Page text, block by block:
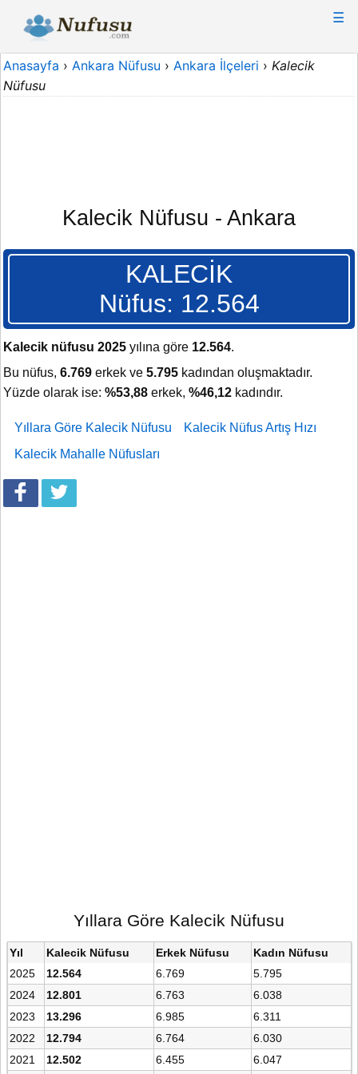
☰
Anasayfa › Ankara Nüfusu › Ankara İlçeleri › Kalecik
Nüfusu
Kalecik Nüfusu - Ankara
KALECİK
Nüfus: 12.564
Kalecik nüfusu 2025 yılına göre 12.564.
Bu nüfus, 6.769 erkek ve 5.795 kadından oluşmaktadır.
Yüzde olarak ise: %53,88 erkek, %46,12 kadındır.
Yıllara Göre Kalecik Nüfusu
Kalecik Nüfus Artış Hızı
Kalecik Mahalle Nüfusları
Yıllara Göre Kalecik Nüfusu
Yıl Kalecik Nüfusu Erkek Nüfusu
Kadın Nüfusu
2025
12.564 6.769
5.795
2024
12.801 6.763
6.038
2023
13.296 6.985
6.311
2022
12.794 6.764
6.030
2021
12.502 6.455
6.047